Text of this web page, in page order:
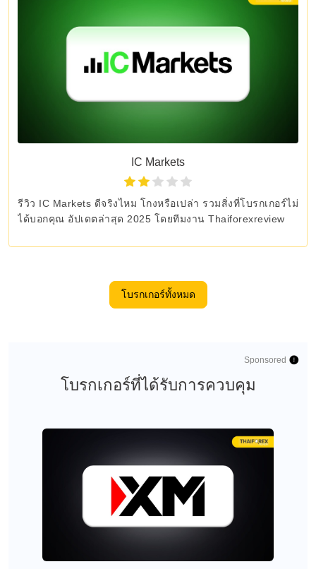
IC Markets
รีวิว IC Markets ดีจริงไหม โกงหรือเปล่า รวมสิ่งที่โบรกเกอร์ไม่
ได้บอกคุณ อัปเดตล่าสุด 2025 โดยทีมงาน Thaiforexreview
โบรกเกอร์ทั้งหมด
โบรกเกอร์ที่ได้รับการควบคุม
Sponsored